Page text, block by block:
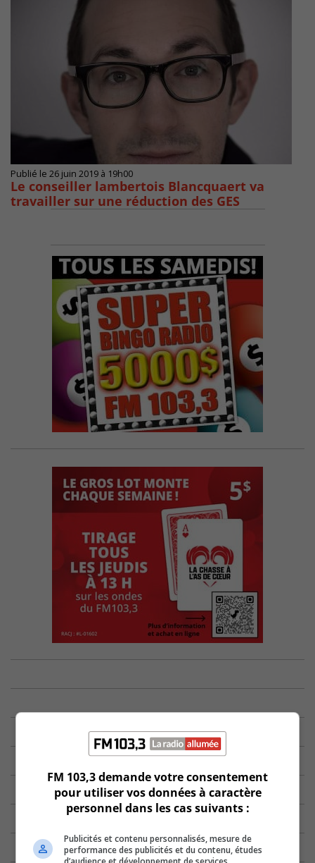
Publié le 26 juin 2019 à 19h00
Le conseiller lambertois Blancquaert va
travailler sur une réduction des GES
FM 103,3 demande votre consentement
pour utiliser vos données à caractère
personnel dans les cas suivants :
Publicités et contenu personnalisés, mesure de
performance des publicités et du contenu, études